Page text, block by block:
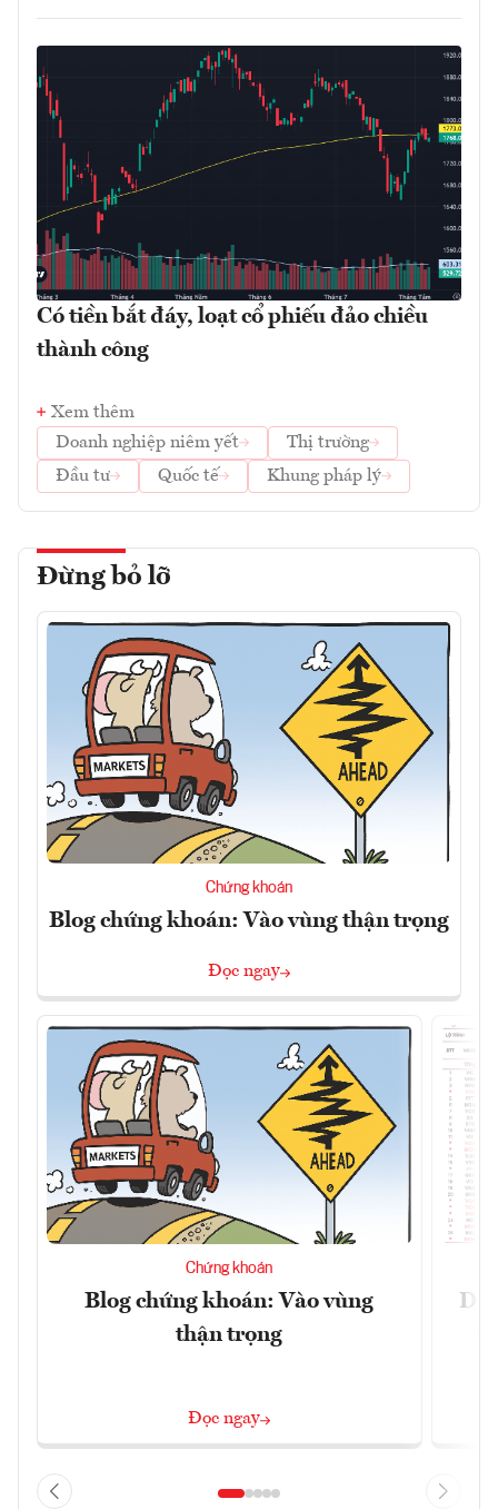
Có tiền bắt đáy, loạt cổ phiếu đảo chiều
thành công
Xem thêm
Doanh nghiệp niêm yết
Thị trường
Đầu tư
Quốc tế Khung pháp lý
Đừng bỏ lỡ
Chứng khoán
Blog chứng khoán: Vào vùng thận trọng
Đọc ngay
Chứng khoán
Blog chứng khoán: Vào vùng
thận trọng
Đọc ngay
Dự